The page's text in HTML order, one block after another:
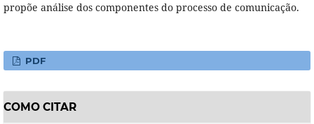
propõe análise dos componentes do processo de comunicação.
PDF
COMO CITAR